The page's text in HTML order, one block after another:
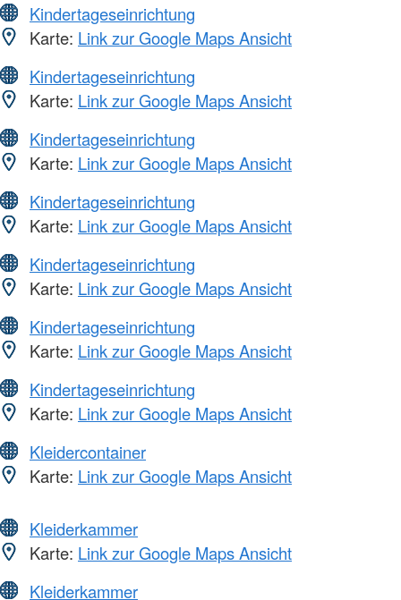
Kindertageseinrichtung
Karte: Link zur Google Maps Ansicht
Kindertageseinrichtung
Karte: Link zur Google Maps Ansicht
Kindertageseinrichtung
Karte: Link zur Google Maps Ansicht
Kindertageseinrichtung
Karte: Link zur Google Maps Ansicht
Kindertageseinrichtung
Karte: Link zur Google Maps Ansicht
Kindertageseinrichtung
Karte: Link zur Google Maps Ansicht
Kindertageseinrichtung
Karte: Link zur Google Maps Ansicht
Kleidercontainer
Karte: Link zur Google Maps Ansicht
Kleiderkammer
Karte: Link zur Google Maps Ansicht
Kleiderkammer